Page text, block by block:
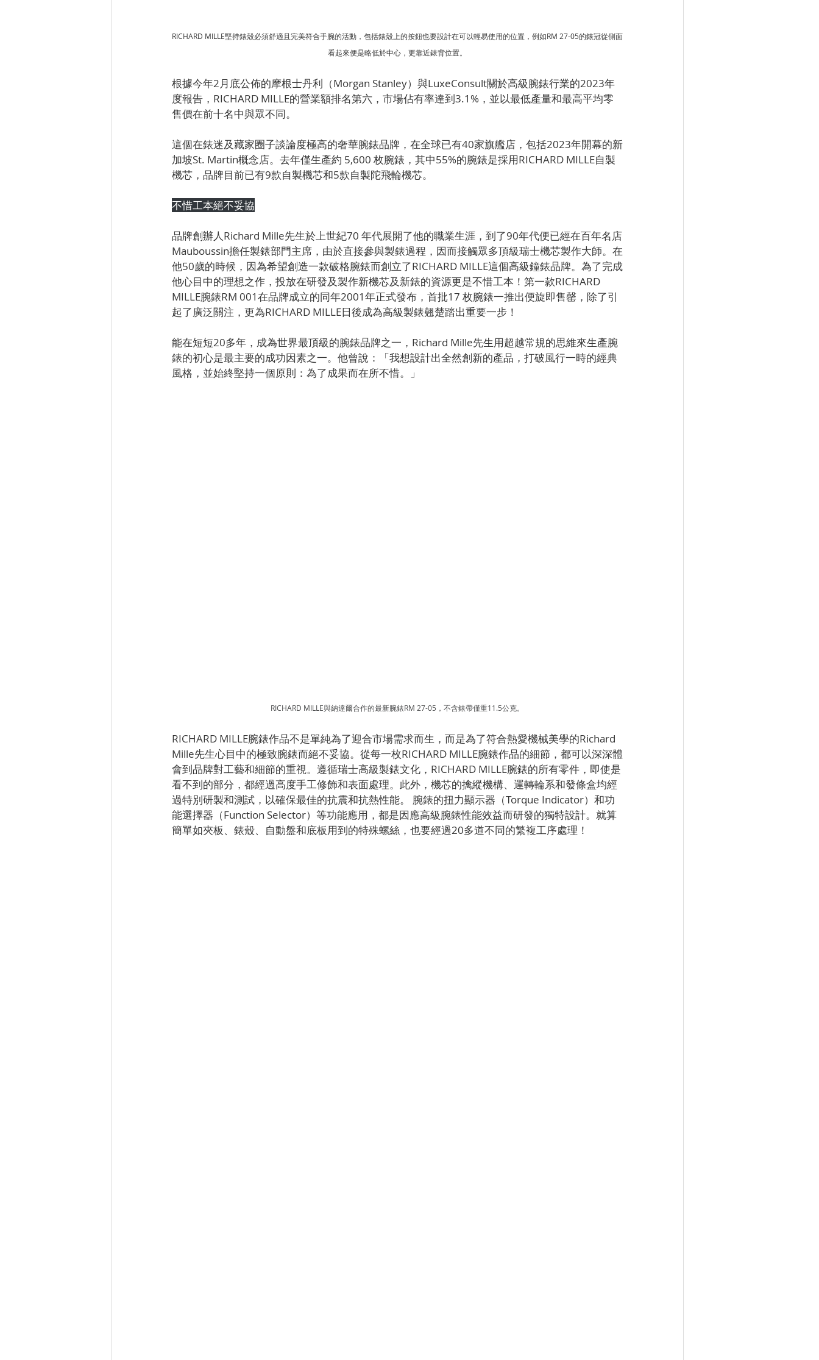
RICHARD MILLE堅持錶殼必須舒適且完美符合手腕的活動，包括錶殼上的按鈕也要設計在可以輕易使用的位置，例如RM 27-05的錶冠從側面
看起來便是略低於中心，更靠近錶背位置。
根據今年2月底公佈的摩根士丹利（Morgan Stanley）與LuxeConsult關於高級腕錶行業的2023年
度報告，RICHARD MILLE的營業額排名第六，市場佔有率達到3.1%，並以最低產量和最高平均零
售價在前十名中與眾不同。
這個在錶迷及藏家圈子談論度極高的奢華腕錶品牌，在全球已有40家旗艦店，包括2023年開幕的新
加坡St. Martin概念店。去年僅生產約 5,600 枚腕錶，其中55%的腕錶是採用RICHARD MILLE自製
機芯，品牌目前已有9款自製機芯和5款自製陀飛輪機芯。
不惜工本絕不妥協
品牌創辦人Richard Mille先生於上世紀70 年代展開了他的職業生涯，到了90年代便已經在百年名店
Mauboussin擔任製錶部門主席，由於直接參與製錶過程，因而接觸眾多頂級瑞士機芯製作大師。在
他50歲的時候，因為希望創造一款破格腕錶而創立了RICHARD MILLE這個高級鐘錶品牌。為了完成
他心目中的理想之作，投放在研發及製作新機芯及新錶的資源更是不惜工本！第一款RICHARD
MILLE腕錶RM 001在品牌成立的同年2001年正式發布，首批17 枚腕錶一推出便旋即售罄，除了引
起了廣泛關注，更為RICHARD MILLE日後成為高級製錶翹楚踏出重要一步！
能在短短20多年，成為世界最頂級的腕錶品牌之一，Richard Mille先生用超越常規的思維來生產腕
錶的初心是最主要的成功因素之一。他曾說：「我想設計出全然創新的產品，打破風行一時的經典
風格，並始終堅持一個原則：為了成果而在所不惜。」
RICHARD MILLE與納達爾合作的最新腕錶RM 27-05，不含錶帶僅重11.5公克。
RICHARD MILLE腕錶作品不是單純為了迎合市場需求而生，而是為了符合熱愛機械美學的Richard
Mille先生心目中的極致腕錶而絕不妥協。從每一枚RICHARD MILLE腕錶作品的細節，都可以深深體
會到品牌對工藝和細節的重視。遵循瑞士高級製錶文化，RICHARD MILLE腕錶的所有零件，即使是
看不到的部分，都經過高度手工修飾和表面處理。此外，機芯的擒縱機構、運轉輪系和發條盒均經
過特別研製和測試，以確保最佳的抗震和抗熱性能。 腕錶的扭力顯示器（Torque Indicator）和功
能選擇器（Function Selector）等功能應用，都是因應高級腕錶性能效益而研發的獨特設計。就算
簡單如夾板、錶殼、自動盤和底板用到的特殊螺絲，也要經過20多道不同的繁複工序處理！